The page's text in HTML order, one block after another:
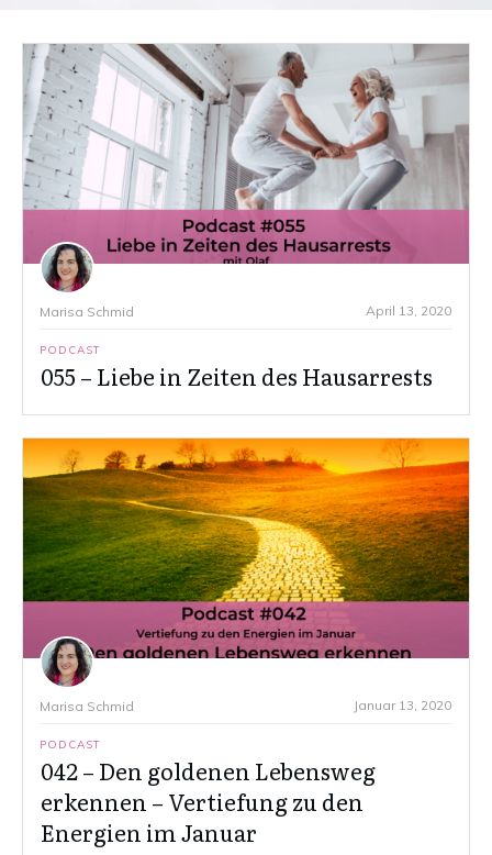
Marisa Schmid April 13, 2020
PODCAST
055 – Liebe in Zeiten des Hausarrests
Marisa Schmid Januar 13, 2020
PODCAST
042 – Den goldenen Lebensweg
erkennen – Vertiefung zu den
Energien im Januar